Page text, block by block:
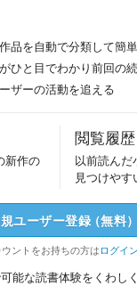
作品を自動で分類して簡
ひと目でわかり前回の
ザーの活動を追える
新作の
閲覧履歴
以前読んだ
見つけやす
ユーザー登録（無料）
ントをお持ちの方はログイン
能な読書体験をくわし